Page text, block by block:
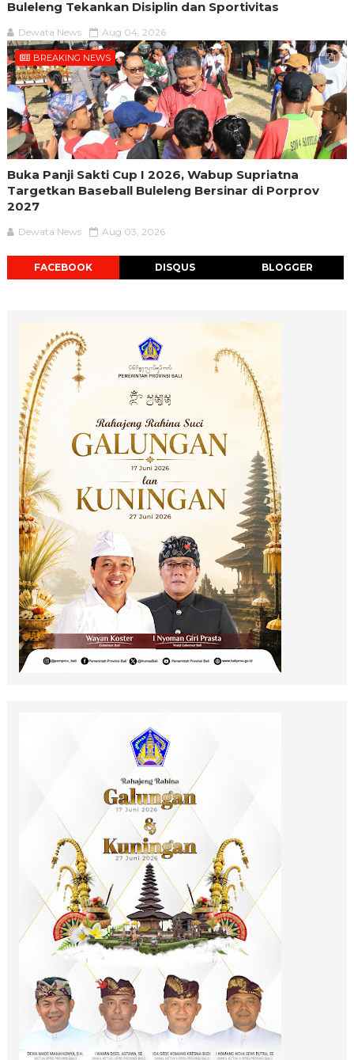
Buleleng Tekankan Disiplin dan Sportivitas
Dewata News Aug 04, 2026
BREAKING NEWS
Buka Panji Sakti Cup I 2026, Wabup Supriatna
Targetkan Baseball Buleleng Bersinar di Porprov
2027
Dewata News Aug 03, 2026
FACEBOOK DISQUS BLOGGER